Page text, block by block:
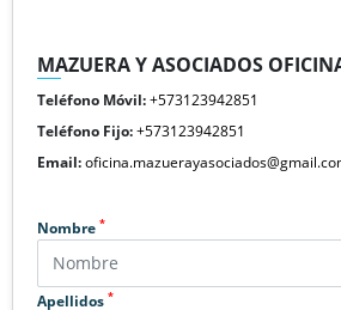
MAZUERA Y ASOCIADOS
Teléfono Móvil:+573123942851
Teléfono Fijo:+573123942851
Email:
Nombre *
Apellidos *